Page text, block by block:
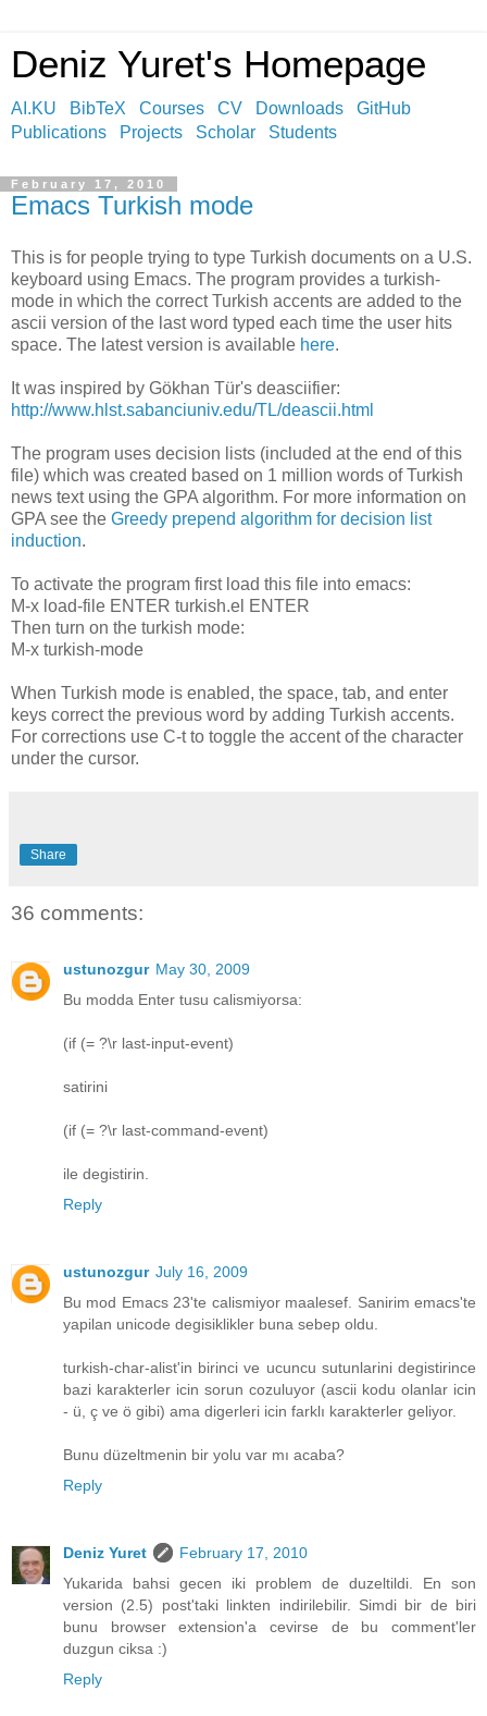
Deniz Yuret's Homepage
AI.KU BibTeX Courses CV Downloads
GitHub
Publications
Projects Scholar Students
February 17, 2010
Emacs Turkish mode
This is for people trying to type Turkish documents on a U.S.
keyboard using Emacs. The program provides a turkish-
mode in which the correct Turkish accents are added to the
ascii version of the last word typed each time the user hits
space. The latest version is available here.
It was inspired by Gökhan Tür's deasciifier:
http://www.hlst.sabanciuniv.edu/TL/deascii.html
The program uses decision lists (included at the end of this
file) which was created based on 1 million words of Turkish
news text using the GPA algorithm. For more information on
GPA see the Greedy prepend algorithm for decision list
induction.
To activate the program first load this file into emacs:
M-x load-file ENTER turkish.el ENTER
Then turn on the turkish mode:
M-x turkish-mode
When Turkish mode is enabled, the space, tab, and enter
keys correct the previous word by adding Turkish accents.
For corrections use C-t to toggle the accent of the character
under the cursor.
Share
36 comments:
ustunozgur May 30, 2009
Bu modda Enter tusu calismiyorsa:
(if (= ?\r last-input-event)
satirini
(if (= ?\r last-command-event)
ile degistirin.
Reply
ustunozgur July 16, 2009
Bu mod Emacs 23'te calismiyor maalesef. Sanirim emacs'te
yapilan unicode degisiklikler buna sebep oldu.
turkish-char-alist'in birinci ve ucuncu sutunlarini degistirince
bazi karakterler icin sorun cozuluyor (ascii kodu olanlar icin
- ü, ç ve ö gibi) ama digerleri icin farklı karakterler geliyor.
Bunu düzeltmenin bir yolu var mı acaba?
Reply
Deniz Yuret
February 17, 2010
Yukarida bahsi gecen iki problem de duzeltildi. En son
version (2.5) post'taki linkten indirilebilir. Simdi bir de biri
bunu browser extension'a cevirse de bu comment'ler
duzgun ciksa :)
Reply